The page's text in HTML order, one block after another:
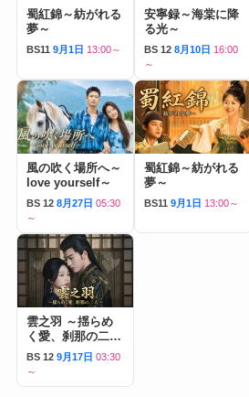
蜀紅錦～紡がれる
夢～
BS11 9月1日 13:00～
安寧録～海棠に降
る光～
BS 12 8月10日 16:00
～
風の吹く場所へ～
love yourself～
BS 12 8月27日 05:30
～
蜀紅錦～紡がれる
夢～
BS11 9月1日 13:00～
雲之羽 ～揺らめ
く愛、刹那の二人
～
BS 12 9月17日 03:30
～